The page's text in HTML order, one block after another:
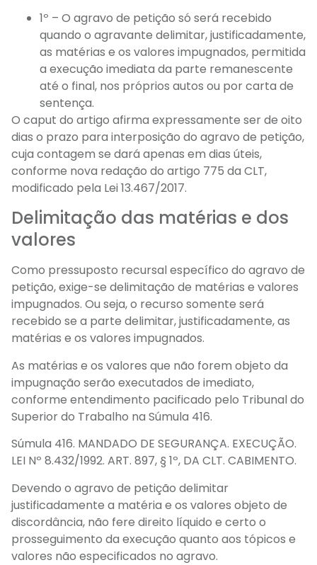
1º – O agravo de petição só será recebido
quando o agravante delimitar, justificadamente,
as matérias e os valores impugnados, permitida
a execução imediata da parte remanescente
até o final, nos próprios autos ou por carta de
sentença.
O caput do artigo afirma expressamente ser de oito
dias o prazo para interposição do agravo de petição,
cuja contagem se dará apenas em dias úteis,
conforme nova redação do artigo 775 da CLT,
modificado pela Lei 13.467/2017.
Delimitação das matérias e dos
valores
Como pressuposto recursal específico do agravo de
petição, exige-se delimitação de matérias e valores
impugnados. Ou seja, o recurso somente será
recebido se a parte delimitar, justificadamente, as
matérias e os valores impugnados.
As matérias e os valores que não forem objeto da
impugnação serão executados de imediato,
conforme entendimento pacificado pelo Tribunal do
Superior do Trabalho na Súmula 416.
Súmula 416. MANDADO DE SEGURANÇA. EXECUÇÃO.
LEI Nº 8.432/1992. ART. 897, § 1º, DA CLT. CABIMENTO.
Devendo o agravo de petição delimitar
justificadamente a matéria e os valores objeto de
discordância, não fere direito líquido e certo o
prosseguimento da execução quanto aos tópicos e
valores não especificados no agravo.